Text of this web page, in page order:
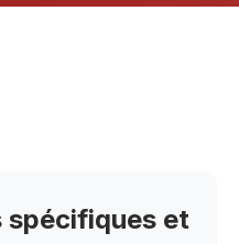
spécifiques et